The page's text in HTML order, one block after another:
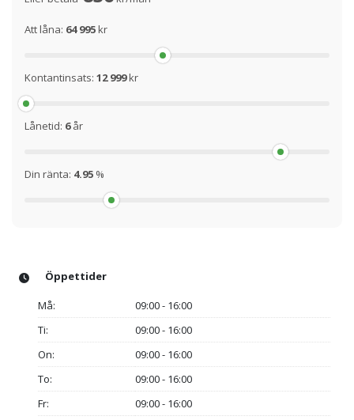
Att låna: 64 995kr
Kontantinsats: 12 999kr
Lånetid: 6år
Din ränta: 4.95 %
Öppettider
Må:
09:00 - 16:00
Ti:
09:00 - 16:00
On:
09:00 - 16:00
To:
09:00 - 16:00
Fr:
09:00 - 16:00